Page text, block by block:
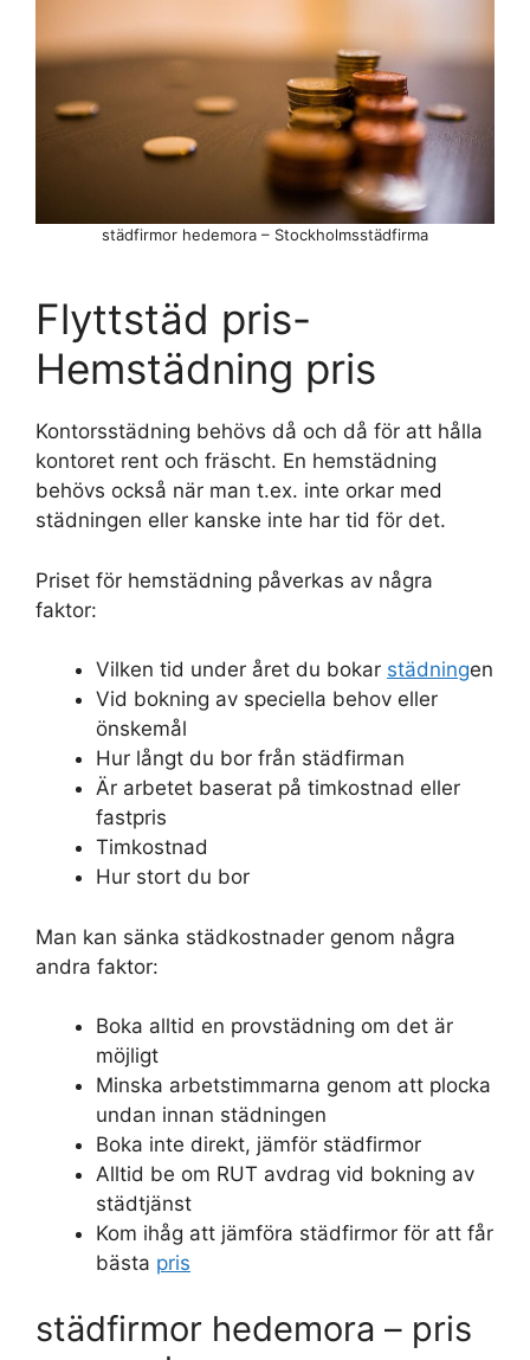
städfirmor hedemora – Stockholmsstädfirma
Flyttstäd pris-
Hemstädning pris
Kontorsstädning behövs då och då för att hålla
kontoret rent och fräscht. En hemstädning
behövs också när man t.ex. inte orkar med
städningen eller kanske inte har tid för det.
Priset för hemstädning påverkas av några
faktor:
Vilken tid under året du bokar städningen
Vid bokning av speciella behov eller
önskemål
Hur långt du bor från städfirman
Är arbetet baserat på timkostnad eller
fastpris
Timkostnad
Hur stort du bor
Man kan sänka städkostnader genom några
andra faktor:
Boka alltid en provstädning om det är
möjligt
Minska arbetstimmarna genom att plocka
undan innan städningen
Boka inte direkt, jämför städfirmor
Alltid be om RUT avdrag vid bokning av
städtjänst
Kom ihåg att jämföra städfirmor för att får
bästa pris
städfirmor hedemora – pris